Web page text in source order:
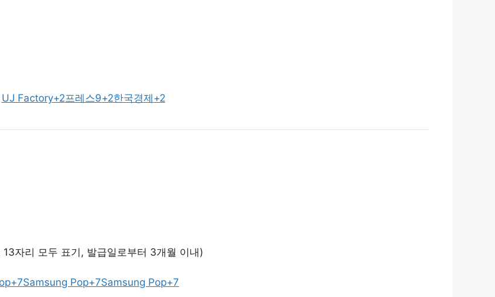
UJ Factory+2프레스9+2한국경제 +2
자리 모두 표기, 발급일로부터 3개월 이내)
+7Samsung Pop+7Samsung Pop+7